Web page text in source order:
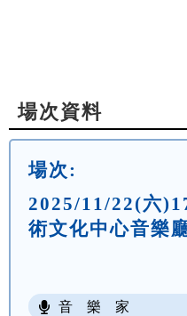
場次資料
場次:
2025/11/22(六
術文化中心音樂
音 樂 家